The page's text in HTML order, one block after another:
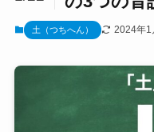
土（つちへん） 2024年1